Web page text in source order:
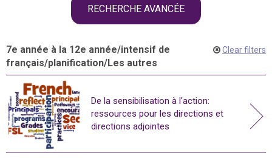
RECHERCHE AVANCÉE
7e année à la 12e année/intensif de
français/planification/Les autres
Clear filters
De la sensibilisation à l'action:
ressources pour les directions et
directions adjointes